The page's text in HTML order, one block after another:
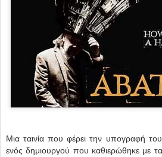
Μια ταινία που φέρει την υπογραφή του
ενός δημιουργού που καθιερώθηκε με